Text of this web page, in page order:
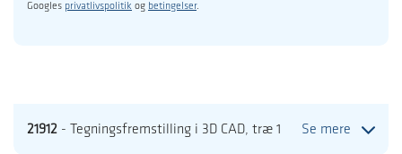
Googles privatlivspolitik og betingelser.
21912 - Tegningsfremstilling i 3D CAD, træ 1 Se mere